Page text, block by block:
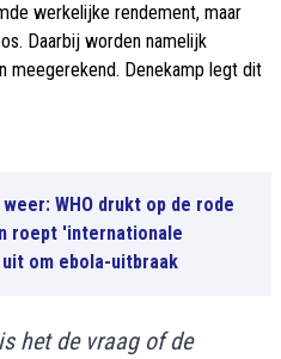
werkelijke rendement, maar
Daarbij worden namelijk
meegerekend. Denekamp legt dit
weer: WHO drukt op de rode
roept 'internationale
om ebola-uitbraak
het de vraag of de